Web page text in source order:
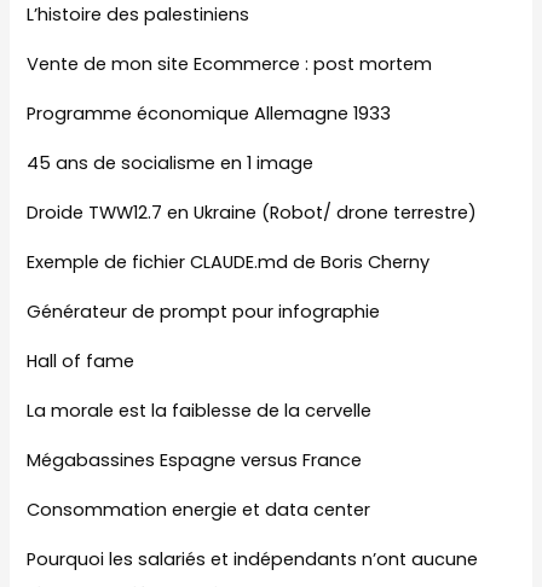
L’histoire des palestiniens
Vente de mon site Ecommerce : post mortem
Programme économique Allemagne 1933
45 ans de socialisme en 1 image
Droide TWW12.7 en Ukraine (Robot/ drone terrestre)
Exemple de fichier CLAUDE.md de Boris Cherny
Générateur de prompt pour infographie
Hall of fame
La morale est la faiblesse de la cervelle
Mégabassines Espagne versus France
Consommation energie et data center
Pourquoi les salariés et indépendants n’ont aucune